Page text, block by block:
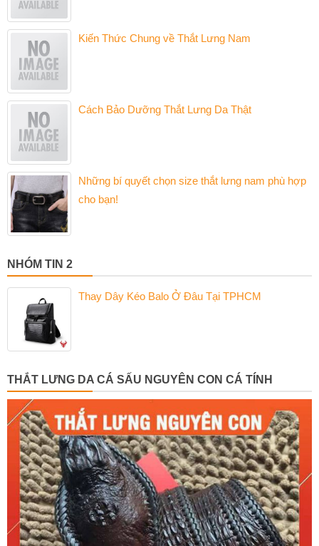
Kiến Thức Chung về Thắt Lưng Nam
Cách Bảo Dưỡng Thắt Lưng Da Thật
Những bí quyết chọn size thắt lưng nam phù hợp
cho bạn!
NHÓM TIN 2
Thay Dây Kéo Balo Ở Đâu Tại TPHCM
THẮT LƯNG DA CÁ SẤU NGUYÊN CON CÁ TÍNH